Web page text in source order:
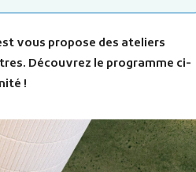
vous propose des ateliers
Découvrez le programme ci-
!